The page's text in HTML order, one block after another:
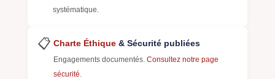
systématique.
📋 Charte Éthique& Sécurité publiées
Engagements documentés. Consultez notre page
sécurité.